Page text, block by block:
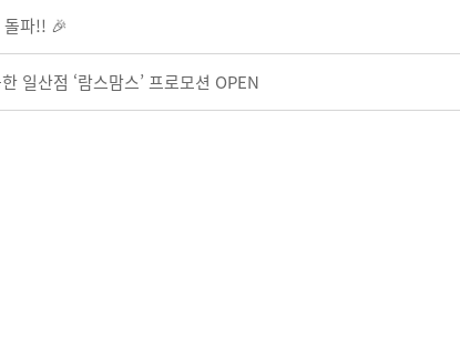
파!! 🎉
산점 ‘람스맘스’ 프로모션 OPEN